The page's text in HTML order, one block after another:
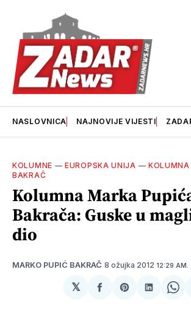
NASLOVNICA NAJNOVIJE VIJESTI
KOLUMNE —EUROPSKA UNIJA — KOLUMNA
BAKRAČ
Kolumna Marka
Bakrača: Guske u
dio
MARKO PUPIĆ BAKRAČ 8 ožujka 2012 12:29 AM.
𝕏
podijeliSharepodijeli